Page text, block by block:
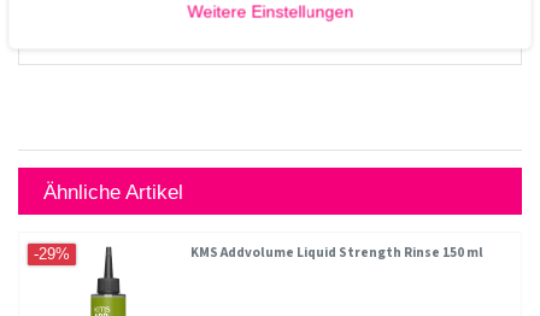
Ähnliche Artikel
-29% KMS Addvolume Liquid Strength Rinse 150 ml
Weitere Einstellungen